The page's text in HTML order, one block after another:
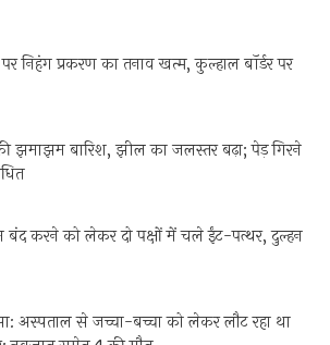
निहंग प्रकरण का तनाव खत्म, कुल्हाल बॉर्डर पर
झमाझम बारिश, झील का जलस्तर बढ़ा; पेड़ गिरने
बंद करने को लेकर दो पक्षों में चले ईंट-पत्थर, दुल्हन
अस्पताल से जच्चा-बच्चा को लेकर लौट रहा था